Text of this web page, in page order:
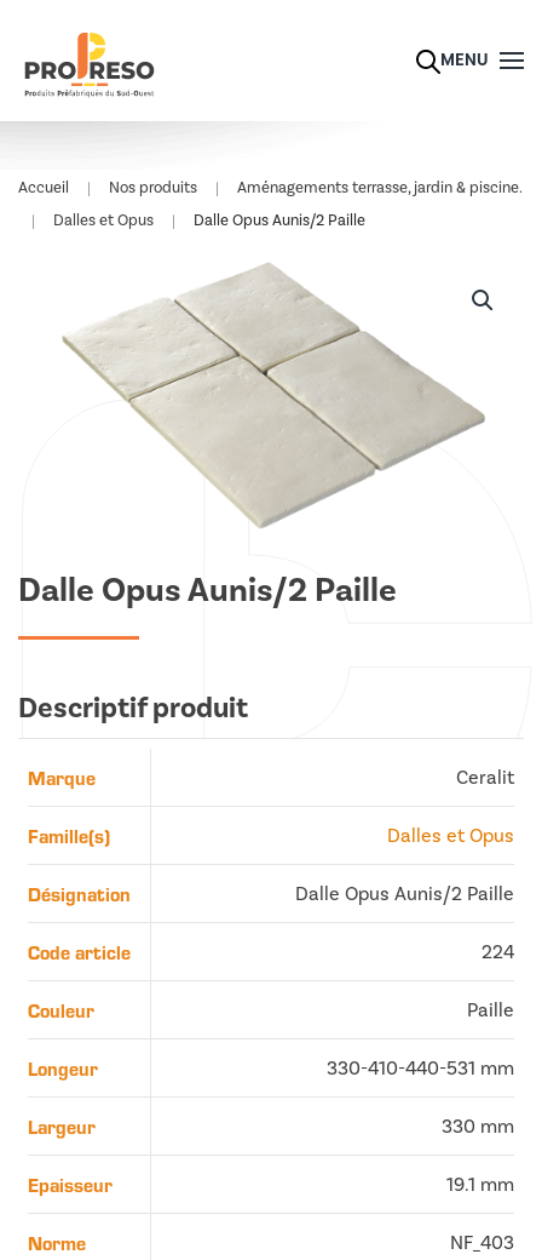
Skip to main content MENU
Accueil Nos produits
Aménagements terrasse, jardin & piscine.
Dalles et Opus
Dalle Opus Aunis/2 Paille
Dalle Opus Aunis/2 Paille
Descriptif produit
Marque Ceralit
Famille(s) Dalles et Opus
Désignation Dalle Opus Aunis/2 Paille
Code article 224
Couleur Paille
Longeur 330-410-440-531 mm
Largeur 330 mm
Epaisseur 19.1 mm
Norme NF_403